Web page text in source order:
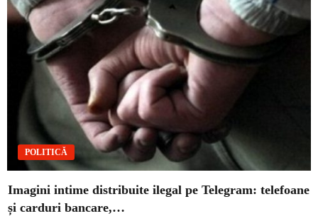
POLITICĂ
Imagini intime distribuite ilegal pe Telegram: telefoane
și carduri bancare,…